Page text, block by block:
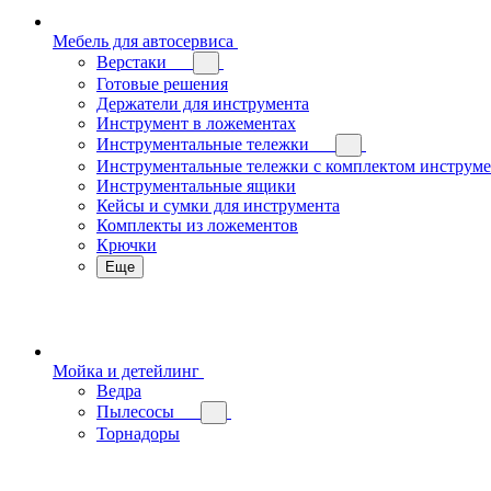
Мебель для автосервиса
Верстаки
Готовые решения
Держатели для инструмента
Инструмент в ложементах
Инструментальные тележки
Инструментальные тележки с комплектом
Инструментальные ящики
Кейсы и сумки для инструмента
Комплекты из ложементов
Крючки
Еще
Мойка и детейлинг
Ведра
Пылесосы
Торнадоры